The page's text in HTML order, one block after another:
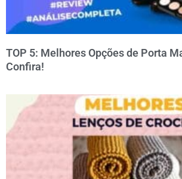
TOP 5: Melhores Opções de Porta
Confira!